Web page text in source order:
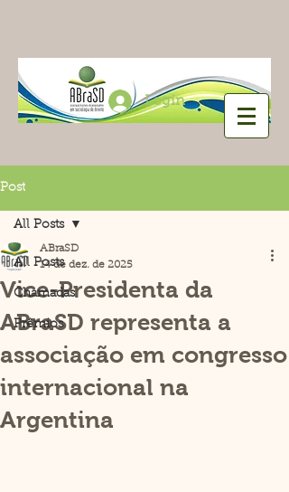
Login
Post
All Posts
Chamadas
Prêmios
All Posts
Vice-Presidenta da
ABraSD representa a
associação em congresso
internacional na
Argentina
ABraSD
14 de dez. de 2025